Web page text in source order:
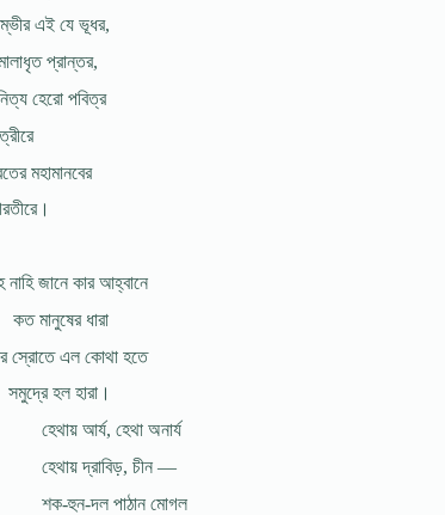
এই যে ভূধর,
প্রান্তর,
হেরো পবিত্র
মহামানবের
নাহি জানে কার আহ্বানে
কত মানুষের ধারা
স্রোতে এল কোথা হতে
সমুদ্রে হল হারা।
হেথায় আর্য, হেথা অনার্য
হেথায় দ্রাবিড়, চীন —
শক-হুন-দল পাঠান মোগল